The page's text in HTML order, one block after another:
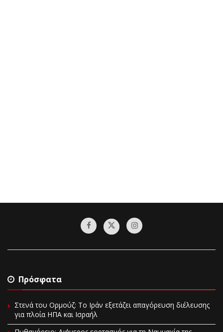
Πρόσφατα
Στενά του Ορμούζ: Το Ιράν εξετάζει απαγόρευση διέλευσης
για πλοία ΗΠΑ και Ισραήλ